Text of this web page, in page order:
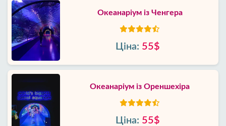
Океанаріум із Ченгера
Ціна: 55$
Океанаріум із Ореншехіра
Ціна: 55$